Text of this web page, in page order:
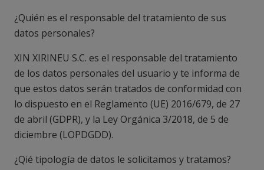
¿Quién es el responsable del tratamiento de sus
datos personales?
XIN XIRINEU S.C. es el responsable del tratamiento
de los datos personales del usuario y te informa de
que estos datos serán tratados de conformidad con
lo dispuesto en el Reglamento (UE) 2016/679, de 27
de abril (GDPR), y la Ley Orgánica 3/2018, de 5 de
diciembre (LOPDGDD).
¿Qié tipología de datos le solicitamos y tratamos?